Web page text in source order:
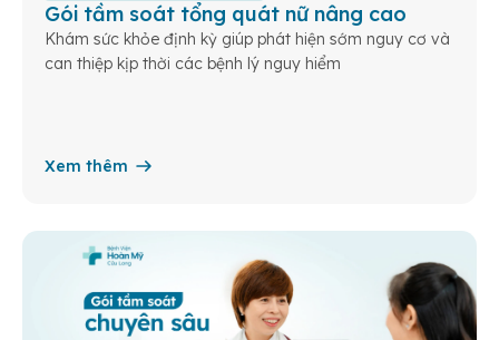
Gói tầm soát tổng quát nữ nâng cao
Khám sức khỏe định kỳ giúp phát hiện sớm nguy cơ và
can thiệp kịp thời các bệnh lý nguy hiểm
Xem thêm